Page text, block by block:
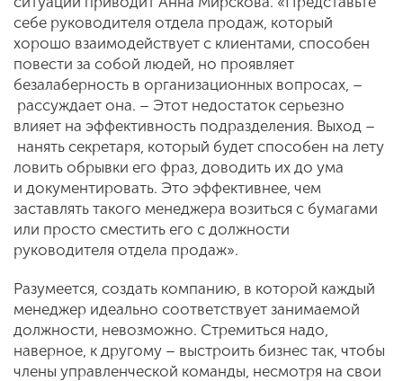
себе руководителя отдела продаж, который
хорошо взаимодействует с клиентами, способен
повести за собой людей, но проявляет
безалаберность в организационных вопросах, –
рассуждает она. – Этот недостаток серьезно
влияет на эффективность подразделения. Выход –
нанять секретаря, который будет способен на лету
ловить обрывки его фраз, доводить их до ума
и документировать. Это эффективнее, чем
заставлять такого менеджера возиться с бумагами
или просто сместить его с должности
руководителя отдела продаж».
Разумеется, создать компанию, в которой каждый
менеджер идеально соответствует занимаемой
должности, невозможно. Стремиться надо,
наверное, к другому – выстроить бизнес так, чтобы
члены управленческой команды, несмотря на свои